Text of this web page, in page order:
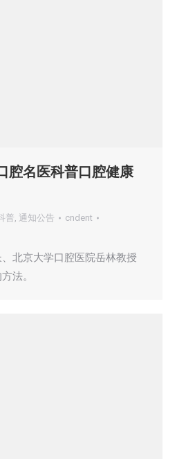
腔名医科普口腔健康
普, 通知公告
cndent
北京大学口腔医院岳林教授
法。